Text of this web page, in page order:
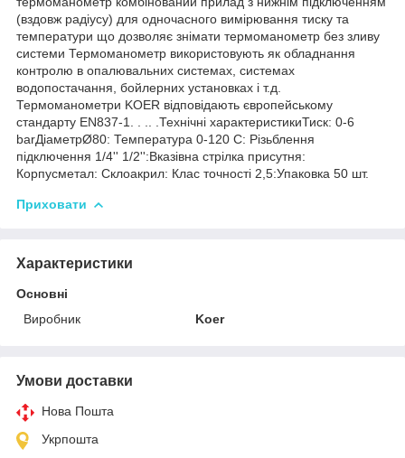
(вздовж радіусу) для одночасного вимірювання тиску та
температури що дозволяє знімати термоманометр без зливу
системи Термоманометр використовують як обладнання
контролю в опалювальних системах, системах
водопостачання, бойлерних установках і т.д.
Термоманометри KOER відповідають європейському
стандарту EN837-1. . .. .Технічні характеристикиТиск: 0-6
barДіаметрØ80: Температура 0-120 C: Різьблення
підключення 1/4'' 1/2'':Вказівна стрілка присутня:
Корпусметал: Склоакрил: Клас точності 2,5:Упаковка 50 шт.
Приховати
Характеристики
Основні
Виробник
Koer
Умови доставки
Нова Пошта
Укрпошта